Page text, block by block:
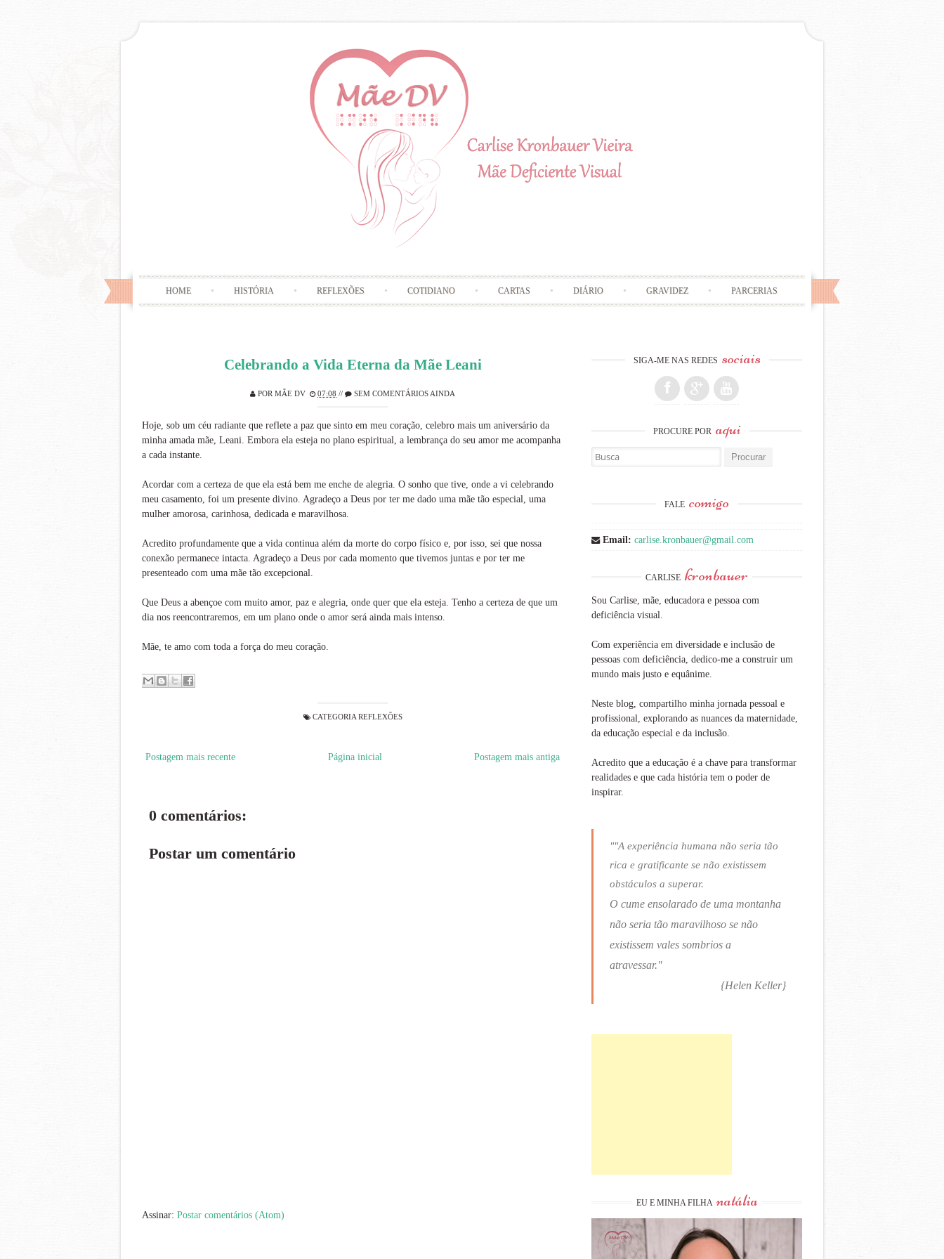
HOME HISTÓRIA REFLEXÕES COTIDIANO CARTAS DIÁRIO GRAVIDEZ PARCERIAS
Celebrando a Vida Eterna da Mãe Leani
POR MÃE DV 07:08 // SEM COMENTÁRIOS AINDA
Hoje, sob um céu radiante que reflete a paz que sinto em meu coração, celebro mais um aniversário da
minha amada mãe, Leani. Embora ela esteja no plano espiritual, a lembrança do seu amor me acompanha
a cada instante.
Acordar com a certeza de que ela está bem me enche de alegria. O sonho que tive, onde a vi celebrando
meu casamento, foi um presente divino. Agradeço a Deus por ter me dado uma mãe tão especial, uma
mulher amorosa, carinhosa, dedicada e maravilhosa.
Acredito profundamente que a vida continua além da morte do corpo físico e, por isso, sei que nossa
conexão permanece intacta. Agradeço a Deus por cada momento que tivemos juntas e por ter me
presenteado com uma mãe tão excepcional.
Que Deus a abençoe com muito amor, paz e alegria, onde quer que ela esteja. Tenho a certeza de que um
dia nos reencontraremos, em um plano onde o amor será ainda mais intenso.
Mãe, te amo com toda a força do meu coração.
CATEGORIA REFLEXÕES
Postagem mais recente Postagem mais antiga
Página inicial
0 comentários:
Postar um comentário
Assinar: Postar comentários (Atom)
SIGA-ME NAS REDES sociais
PROCURE POR aqui
Busca por:
FALE comigo
Email: carlise.kronbauer@gmail.com
CARLISE kronbauer
Sou Carlise, mãe, educadora e pessoa com
deficiência visual.
Com experiência em diversidade e inclusão de
pessoas com deficiência, dedico-me a construir um
mundo mais justo e equânime.
Neste blog, compartilho minha jornada pessoal e
profissional, explorando as nuances da maternidade,
da educação especial e da inclusão.
Acredito que a educação é a chave para transformar
realidades e que cada história tem o poder de
inspirar.
""A experiência humana não seria tão
rica e gratificante se não existissem
obstáculos a superar.
O cume ensolarado de uma montanha
não seria tão maravilhoso se não
existissem vales sombrios a
atravessar."
{Helen Keller}
EU E MINHA FILHA natália